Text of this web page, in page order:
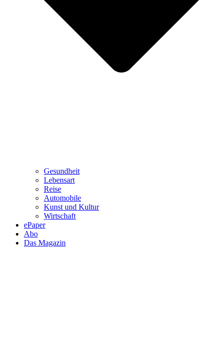
Gesundheit
Lebensart
Reise
Automobile
Kunst und Kultur
Wirtschaft
ePaper
Abo
Das Magazin